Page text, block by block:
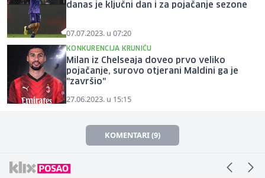
danas je ključni dan i za pojačanje sezone
07.07.2023. u 07:20
KONKURENCIJA KRUNIĆU
Milan iz Chelseaja doveo prvo veliko
pojačanje, surovo otjerani Maldini ga je
"završio"
27.06.2023. u 15:15
KOMENTARI (9)